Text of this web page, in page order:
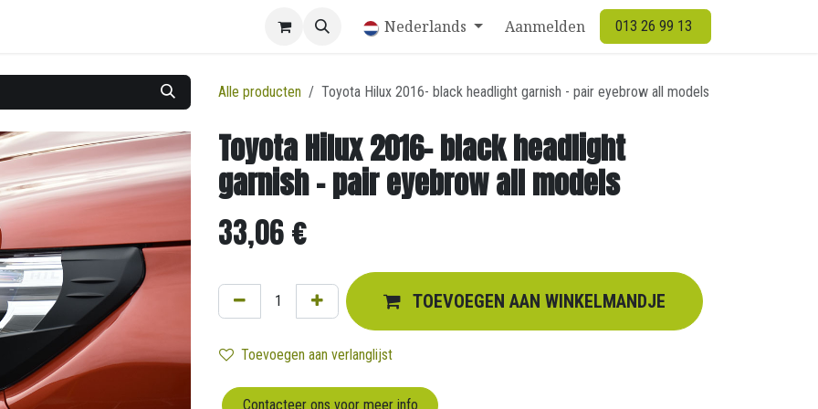
Nederlands Aanmelden 013 26 99 13
Alle producten Toyota Hilux 2016- black headlight garnish - pair eyebrow all models
Toyota Hilux 2016- black headlight
garnish - pair eyebrow all models
33,06€
TOEVOEGEN AAN WINKELMANDJE
Toevoegen aan verlanglijst
Contacteer ons voor meer info